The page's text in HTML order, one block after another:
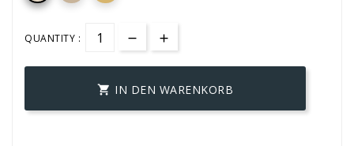
QUANTITY :
 IN DEN WARENKORB